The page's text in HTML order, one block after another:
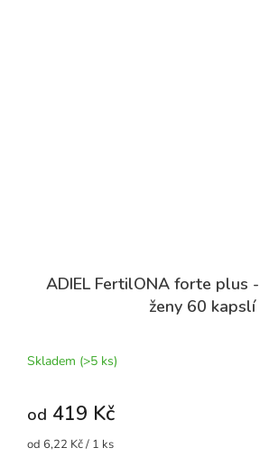
ADIEL FertilONA forte plus
ženy 60 kapslí
produktu
z
hvězdiček.
Skladem (>5 ks)
od 419 Kč
Měrná
od 6,22 Kč / 1 ks